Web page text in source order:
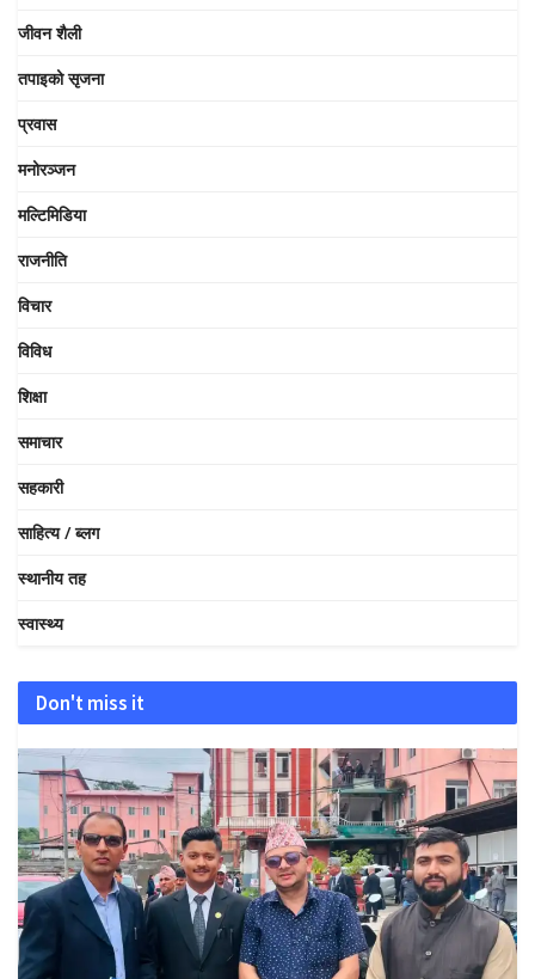
जीवन शैली
तपाइको सृजना
प्रवास
मनोरञ्जन
मल्टिमिडिया
राजनीति
विचार
विविध
शिक्षा
समाचार
सहकारी
साहित्य / ब्लग
स्थानीय तह
स्वास्थ्य
Don't miss it